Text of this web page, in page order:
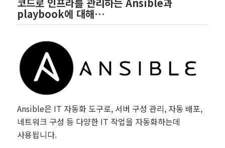
playbook에 대해…
Ansible은 IT 자동화 도구로, 서버 구성 관리, 자동 배포,
네트워크 구성 등 다양한 IT 작업을 자동화하는데
사용됩니다.